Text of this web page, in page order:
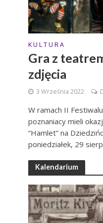
K U L T U R A
Gra z
zdjęcia
3 Września 2022
W ramach II
poznaniacy mieli
“Hamlet” na
poniedziałek, 29
Kalendarium